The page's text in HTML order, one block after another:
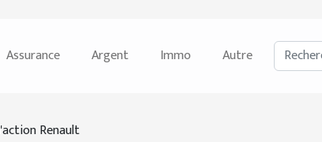
Assurance Argent Immo Autre
Renault